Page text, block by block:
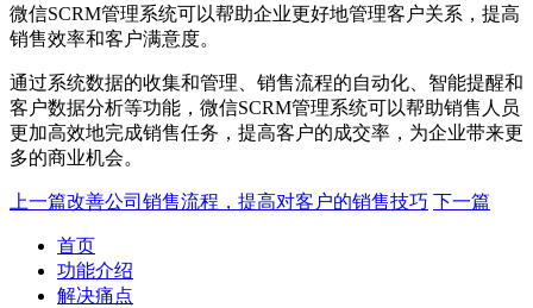
微信SCRM管理系统可以帮助企业更好地管理客户关系，提高
销售效率和客户满意度。
通过系统数据的收集和管理、销售流程的自动化、智能提醒和
客户数据分析等功能，微信SCRM管理系统可以帮助销售人员
更加高效地完成销售任务，提高客户的成交率，为企业带来更
多的商业机会。
上一篇改善公司销售流程，提高对客户的销售技巧 下一篇
首页
功能介绍
解决痛点